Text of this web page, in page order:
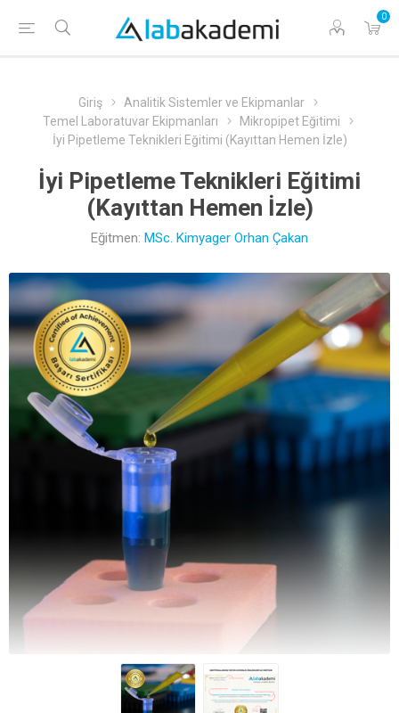
0
Giriş
Analitik Sistemler ve Ekipmanlar
Temel Laboratuvar Ekipmanları
Mikropipet Eğitimi
İyi Pipetleme Teknikleri Eğitimi (Kayıttan Hemen İzle)
İyi Pipetleme Teknikleri Eğitimi
(Kayıttan Hemen İzle)
Eğitmen: MSc. Kimyager Orhan Çakan